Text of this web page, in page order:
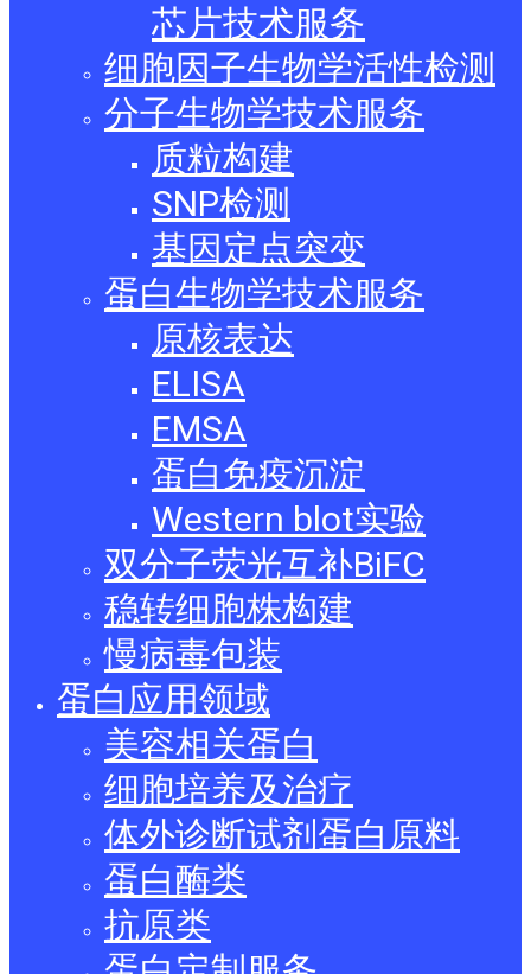
芯片技术服务
细胞因子生物学活性检测
分子生物学技术服务
质粒构建
SNP检测
基因定点突变
蛋白生物学技术服务
原核表达
ELISA
EMSA
蛋白免疫沉淀
Western blot实验
双分子荧光互补BiFC
稳转细胞株构建
慢病毒包装
蛋白应用领域
美容相关蛋白
细胞培养及治疗
体外诊断试剂蛋白原料
蛋白酶类
抗原类